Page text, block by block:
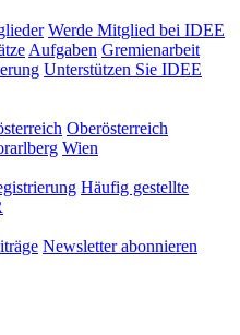
Werde Mitglied bei IDEE
Aufgaben Gremienarbeit
Unterstützen Sie IDEE
Oberösterreich
Wien
Häufig gestellte
Newsletter abonnieren